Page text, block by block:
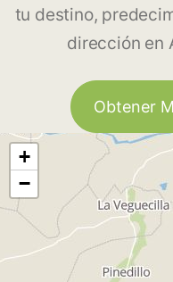
tu destino,
dirección en
Obtener
+
−